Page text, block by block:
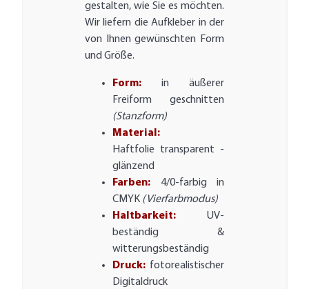
gestalten, wie Sie es möchten.
Wir liefern die Aufkleber in der
von Ihnen gewünschten Form
und Größe.
Form:in äußerer
Freiform geschnitten
(Stanzform)
Material:
Haftfolie transparent -
glänzend
Farben:4/0-farbig in
CMYK (Vierfarbmodus)
Haltbarkeit:UV-
beständig &
witterungsbeständig
Druck:fotorealistischer
Digitaldruck